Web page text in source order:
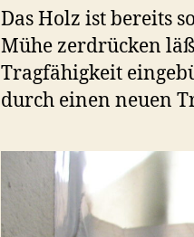
Das Holz ist bereits
Mühe zerdrücken
Tragfähigkeit
durch einen neuen